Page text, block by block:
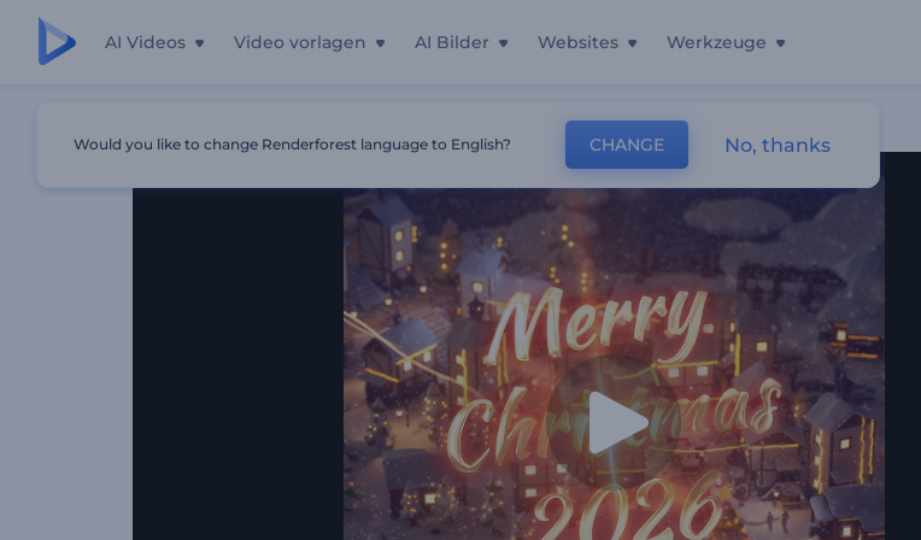
AI Videos Video vorlagen AI Bilder Websites Werkzeuge
Would you like to change Renderforest language to English? CHANGE No, thanks